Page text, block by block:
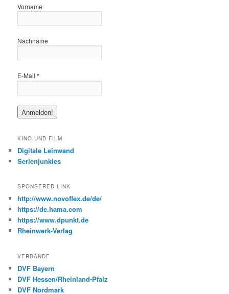
Vorname
Nachname
E-Mail*
KINO UND FILM
Digitale Leinwand
Serienjunkies
SPONSERED LINK
http://www.novoflex.de/de/
https://de.hama.com
https://www.dpunkt.de
Rheinwerk-Verlag
VERBÄNDE
DVF Bayern
DVF Hessen/Rheinland-Pfalz
DVF Nordmark